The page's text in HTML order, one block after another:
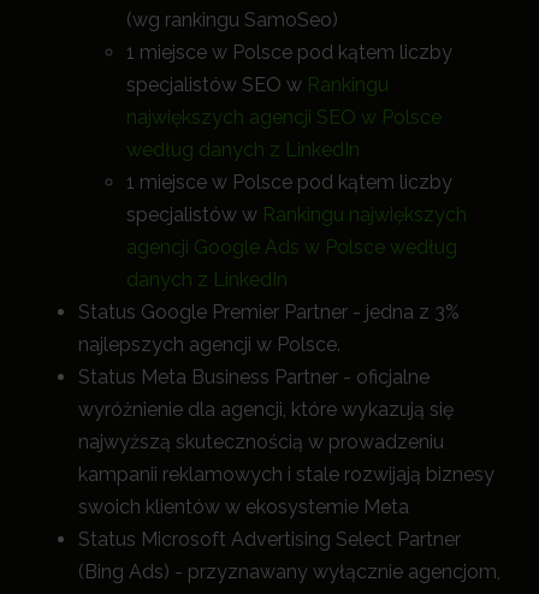
(wg rankingu SamoSeo)
1 miejsce w Polsce pod kątem liczby
specjalistów SEO w Rankingu
największych agencji SEO w Polsce
według danych z LinkedIn
1 miejsce w Polsce pod kątem liczby
specjalistów w Rankingu największych
agencji Google Ads w Polsce według
danych z LinkedIn
Status Google Premier Partner - jedna z 3%
najlepszych agencji w Polsce.
Status Meta Business Partner - oficjalne
wyróżnienie dla agencji, które wykazują się
najwyższą skutecznością w prowadzeniu
kampanii reklamowych i stale rozwijają biznesy
swoich klientów w ekosystemie Meta
Status Microsoft Advertising Select Partner
(Bing Ads) - przyznawany wyłącznie agencjom,